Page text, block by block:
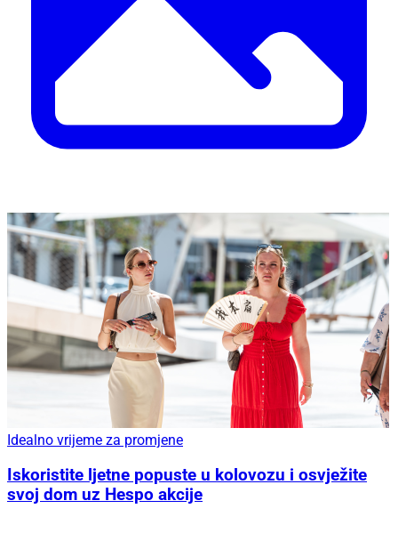
Idealno vrijeme za promjene
Iskoristite ljetne popuste u kolovozu i osvježite
svoj dom uz Hespo akcije